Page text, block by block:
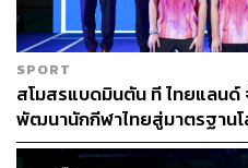
SPORT
สโมสรแบดมินตัน ที ไทยแลนด์
พัฒนานักกีฬาไทยสู่มาตรฐาน